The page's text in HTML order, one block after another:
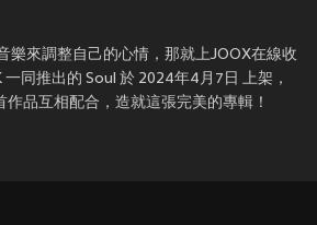
樂來調整自己的心情，那就上JOOX在線收
一同推出的 Soul 於 2024年4月7日 上架，
品互相配合，造就這張完美的專輯！